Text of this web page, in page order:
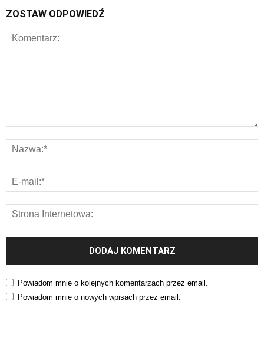
ZOSTAW ODPOWIEDŹ
Powiadom mnie o kolejnych komentarzach przez email.
Powiadom mnie o nowych wpisach przez email.